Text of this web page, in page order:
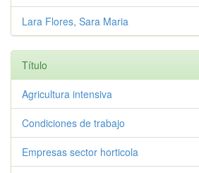
Lara Flores, Sara Maria
Título
Agricultura intensiva
Condiciones de trabajo
Empresas sector horticola